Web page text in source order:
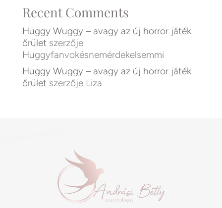
Recent Comments
Huggy Wuggy – avagy az új horror játék
őrület szerzője
Huggyfanvokésnemérdekelsemmi
Huggy Wuggy – avagy az új horror játék
őrületszerzője Liza